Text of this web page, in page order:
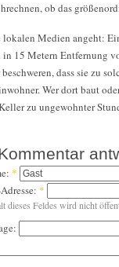
ob das
lokalen Medien angeht:
in 15 Metern Entfernung
dass sie zu
Wer dort baut
zu ungewohnter
*
*
dieses Feldes wird nicht